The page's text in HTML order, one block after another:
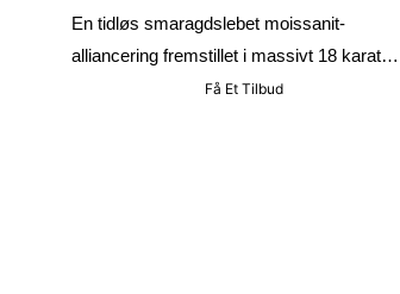
Bezel-Sæt DEF Farveløs Ring
En tidløs smaragdslebet moissanit-
alliancering fremstillet i massivt 18 karat
hvidguld, designet til luksusmærker,
Få Et Tilbud